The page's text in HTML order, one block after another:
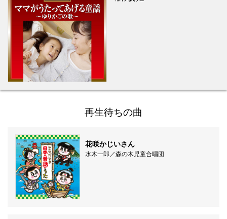
再生待ちの曲
花咲かじいさん
水木一郎／森の木児童合唱団